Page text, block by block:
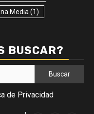
Media (1)
BUSCAR?
de Privacidad